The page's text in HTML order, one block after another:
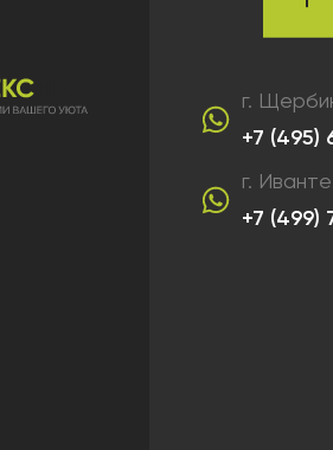
г.
+7 (495)
г.
+7 (499)